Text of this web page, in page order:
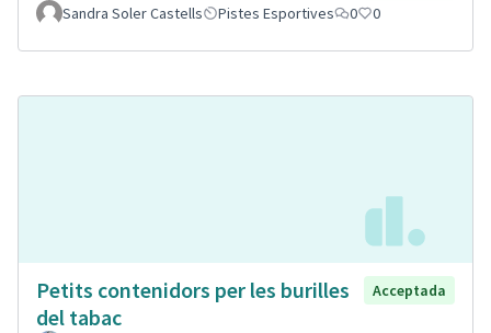
Sandra Soler Castells
Pistes Esportives 0 0
Petits contenidors per les burilles
del tabac
Acceptada